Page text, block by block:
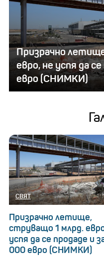
Призрачно
евро, не успя да
евро (СНИМКИ)
СВЯТ
Призрачно летище,
струващо 1 млрд.
успя да се продаде и
000 евро (СНИМКИ)